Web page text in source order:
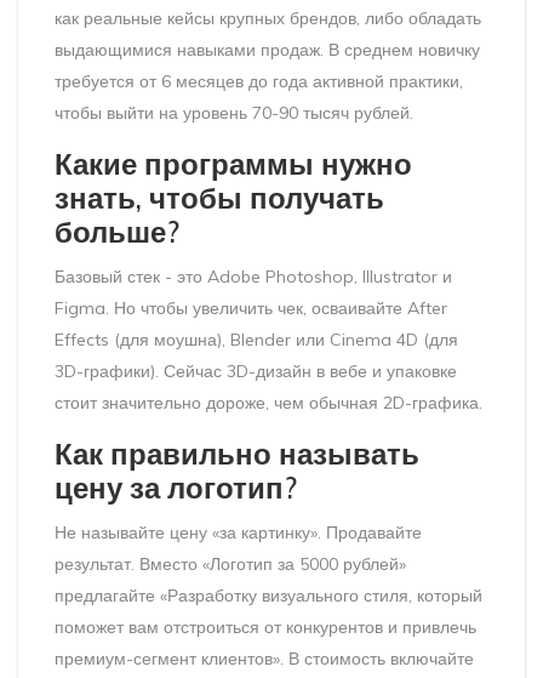
как реальные кейсы крупных брендов, либо обладать
выдающимися навыками продаж. В среднем новичку
требуется от 6 месяцев до года активной практики,
чтобы выйти на уровень 70-90 тысяч рублей.
Какие программы нужно
знать, чтобы получать
больше?
Базовый стек - это Adobe Photoshop, Illustrator и
Figma. Но чтобы увеличить чек, осваивайте After
Effects (для моушна), Blender или Cinema 4D (для
3D-графики). Сейчас 3D-дизайн в вебе и упаковке
стоит значительно дороже, чем обычная 2D-графика.
Как правильно называть
цену за логотип?
Не называйте цену «за картинку». Продавайте
результат. Вместо «Логотип за 5000 рублей»
предлагайте «Разработку визуального стиля, который
поможет вам отстроиться от конкурентов и привлечь
премиум-сегмент клиентов». В стоимость включайте